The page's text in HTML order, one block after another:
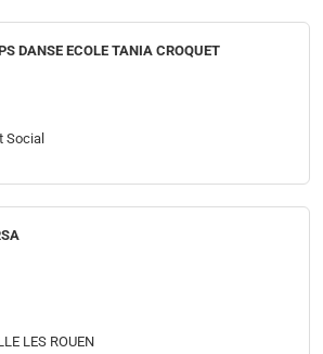
DANSE ECOLE TANIA CROQUET
Social
LES ROUEN